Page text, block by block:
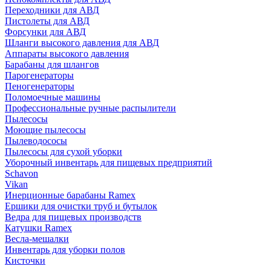
Переходники для АВД
Пистолеты для АВД
Форсунки для АВД
Шланги высокого давления для АВД
Аппараты высокого давления
Барабаны для шлангов
Парогенераторы
Пеногенераторы
Поломоечные машины
Профессиональные ручные распылители
Пылесосы
Моющие пылесосы
Пылеводососы
Пылесосы для сухой уборки
Уборочный инвентарь для пищевых предприятий
Schavon
Vikan
Инерционные барабаны Ramex
Ершики для очистки труб и бутылок
Ведра для пищевых производств
Катушки Ramex
Весла-мешалки
Инвентарь для уборки полов
Кисточки